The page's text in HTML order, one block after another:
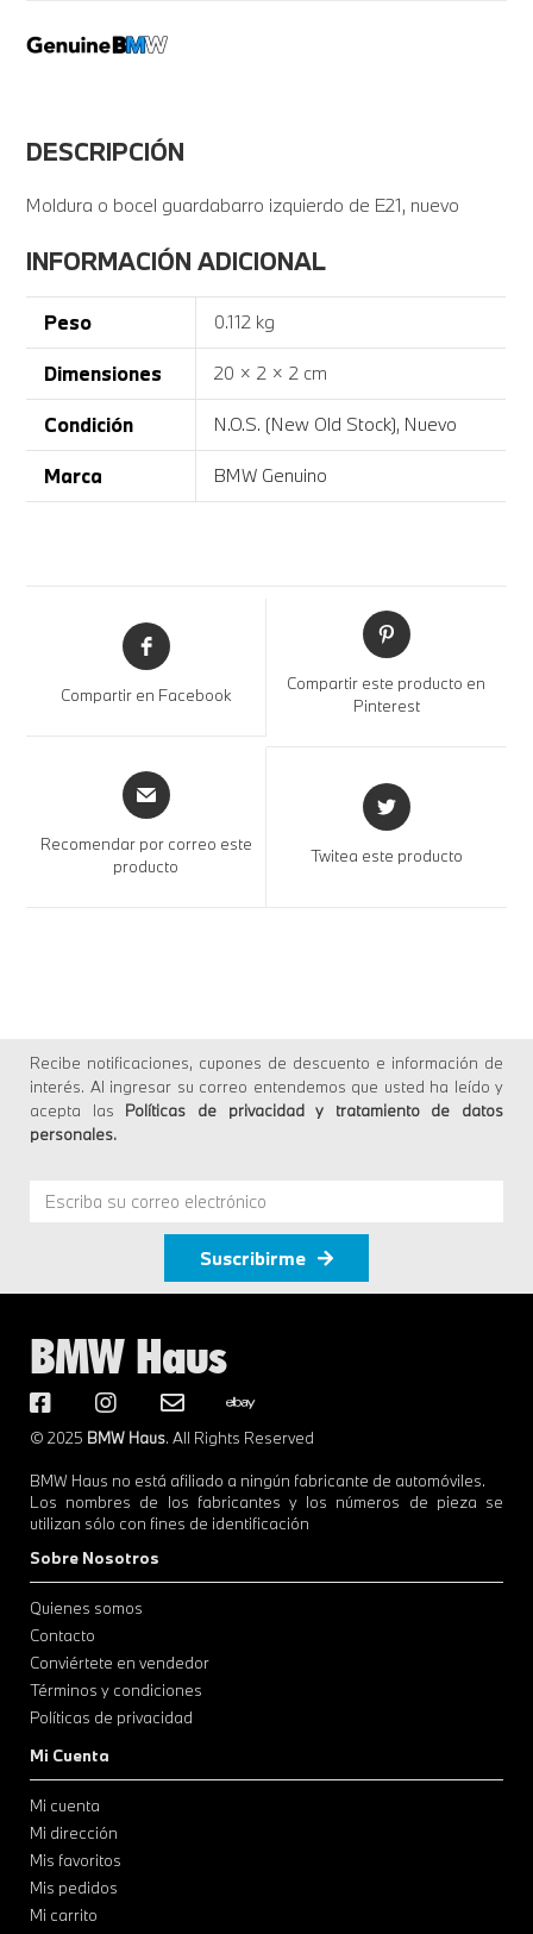
DESCRIPCIÓN
Moldura o bocel guardabarro izquierdo de E21, nuevo
INFORMACIÓN ADICIONAL
Peso 0.112 kg
Dimensiones 20 × 2 × 2 cm
Condición N.O.S. (New Old Stock), Nuevo
Marca BMW Genuino
Compartir en Facebook
Compartir este producto en
Pinterest
Recomendar por correo este
producto
Twitea este producto
Recibe notificaciones, cupones de descuento e información de
interés. Al ingresar su correo entendemos que usted ha leído y
acepta las Políticas de privacidad y tratamiento de datos
personales.
Suscribirme
BMW Haus
© 2025 BMW Haus. All Rights Reserved
BMW Haus no está afiliado a ningún fabricante de automóviles.
Los nombres de los fabricantes y los números de pieza se
utilizan sólo con fines de identificación
Sobre Nosotros
Quienes somos
Contacto
Conviértete en vendedor
Términos y condiciones
Políticas de privacidad
Mi Cuenta
Mi cuenta
Mi dirección
Mis favoritos
Mis pedidos
Mi carrito